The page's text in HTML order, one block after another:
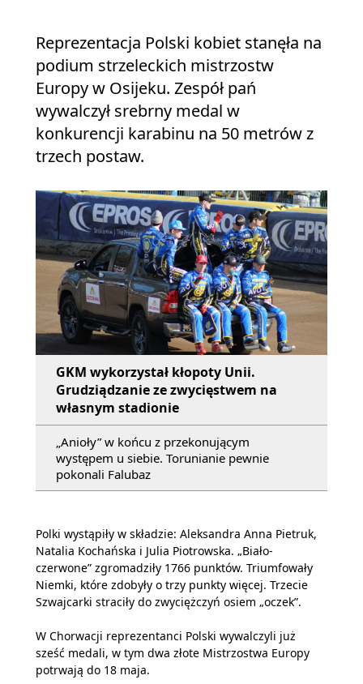
Reprezentacja Polski kobiet stanęła na
podium strzeleckich mistrzostw
Europy w Osijeku. Zespół pań
wywalczył srebrny medal w
konkurencji karabinu na 50 metrów z
trzech postaw.
GKM wykorzystał kłopoty Unii.
Grudziądzanie ze zwycięstwem na
własnym stadionie
„Anioły” w końcu z przekonującym
występem u siebie. Torunianie pewnie
pokonali Falubaz
Polki wystąpiły w składzie: Aleksandra Anna Pietruk,
Natalia Kochańska i Julia Piotrowska. „Biało-
czerwone” zgromadziły 1766 punktów. Triumfowały
Niemki, które zdobyły o trzy punkty więcej. Trzecie
Szwajcarki straciły do zwyciężczyń osiem „oczek”.
W Chorwacji reprezentanci Polski wywalczyli już
sześć medali, w tym dwa złote Mistrzostwa Europy
potrwają do 18 maja.